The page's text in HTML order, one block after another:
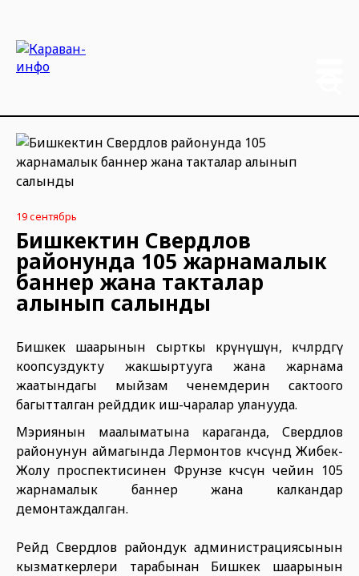
19 сентябрь
Бишкектин Свердлов
районунда 105 жарнамалык
баннер жана такталар
алынып салынды
Бишкек шаарынын сырткы көрүнүшүн, көчөлөрдөгү
коопсуздукту жакшыртууга жана жарнама
жаатындагы мыйзам ченемдерин сактоого
багытталган рейддик иш-чаралар уланууда.
Мэриянын маалыматына караганда, Свердлов
районунун аймагында Лермонтов көчөсүндө Жибек-
Жолу проспектисинен Фрунзе көчөсүнө чейин 105
жарнамалык баннер жана калкандар
демонтаждалган.
Рейд Свердлов райондук администрациясынын
кызматкерлери тарабынан Бишкек шаарынын